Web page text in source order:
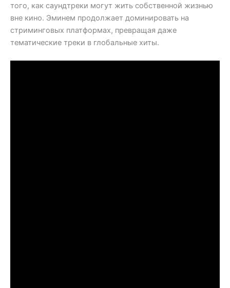
того, как саундтреки могут жить собственной жизнью
вне кино. Эминем продолжает доминировать на
стриминговых платформах, превращая даже
тематические треки в глобальные хиты.